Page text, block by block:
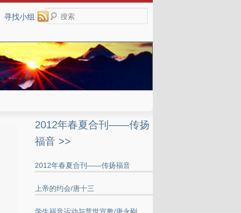
寻找小组 搜索
2012年春夏合刊——传扬
福音 >>
2012年春夏合刊——传扬福音
上帝的约会/唐十三